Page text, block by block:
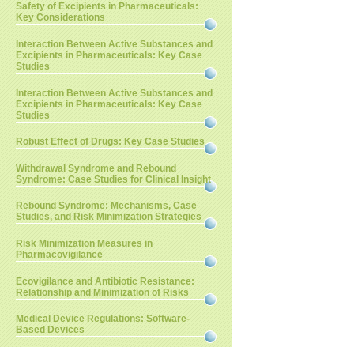
Safety of Excipients in Pharmaceuticals:
Key Considerations
Interaction Between Active Substances and
Excipients in Pharmaceuticals: Key Case
Studies
Interaction Between Active Substances and
Excipients in Pharmaceuticals: Key Case
Studies
Robust Effect of Drugs: Key Case Studies
Withdrawal Syndrome and Rebound
Syndrome: Case Studies for Clinical Insight
Rebound Syndrome: Mechanisms, Case
Studies, and Risk Minimization Strategies
Risk Minimization Measures in
Pharmacovigilance
Ecovigilance and Antibiotic Resistance:
Relationship and Minimization of Risks
Medical Device Regulations: Software-
Based Devices